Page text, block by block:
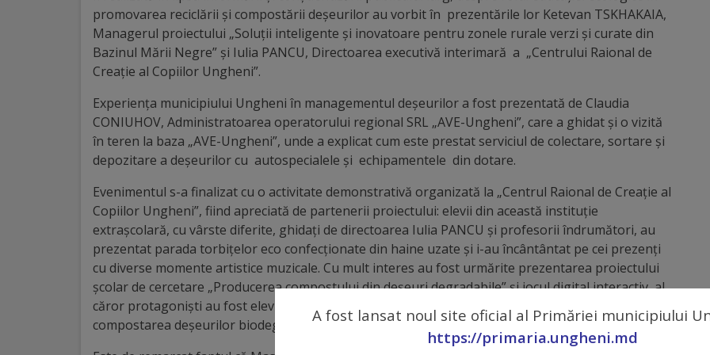
Galerii
Administrație
Primărie
Primar
Viceprimari
Organigrama
Aparatul
primăriei
promovarea reciclării și compostării deșeurilor au vorbit în prezentările lor Ketevan TSKHAKAIA,
Managerul proiectului „Soluții inteligente și inovatoare pentru zonele rurale verzi și curate din
Bazinul Mării Negre” și Iulia PANCU, Directoarea executivă interimară a „Centrului Raional de
Creație al Copiilor Ungheni”.
Experiența municipiului Ungheni în managementul deșeurilor a fost prezentată de Claudia
CONIUHOV, Administratoarea operatorului regional SRL „AVE-Ungheni”, care a ghidat și o vizită
în teren la baza „AVE-Ungheni”, unde a explicat cum este prestat serviciul de colectare, sortare și
depozitare a deșeurilor cu autospecialele și echipamentele din dotare.
Evenimentul s-a finalizat cu o activitate demonstrativă organizată la „Centrul Raional de Creație al
Copiilor Ungheni”, fiind apreciată de partenerii proiectului: elevii din această instituție
extrașcolară, cu vârste diferite, ghidați de directoarea Iulia PANCU și profesorii îndrumători, au
prezentat parada torbițelor eco confecționate din haine uzate și i-au încântântat pe cei prezenți
cu diverse momente artistice muzicale. Cu mult interes au fost urmărite prezentarea proiectului
școlar de cercetare „Producerea compostului din deșeuri degradabile” și jocul digital interactiv, al
căror protagoniști au fost elevii claselor a XII-a, care au demonstrat vaste cunoștințe despre
compostarea deșeurilor biodegradabile.A fost lansat noul site oficial al Primăriei municipiului
https://primaria.ungheni.md